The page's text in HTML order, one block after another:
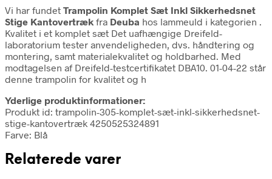
Vi har fundet Trampolin Komplet Sæt Inkl Sikkerhedsnet
Stige Kantovertræk fra Deuba hos lammeuld i kategorien .
Kvalitet i et komplet sæt Det uafhængige Dreifeld-
laboratorium tester anvendeligheden, dvs. håndtering og
montering, samt materialekvalitet og holdbarhed. Med
modtagelsen af Dreifeld-testcertifikatet DBA10. 01-04-22 står
denne trampolin for kvalitet og h
Yderlige produktinformationer:
Produkt id: trampolin-305-komplet-sæt-inkl-sikkerhedsnet-
stige-kantovertræk 4250525324891
Farve: Blå
Relaterede varer